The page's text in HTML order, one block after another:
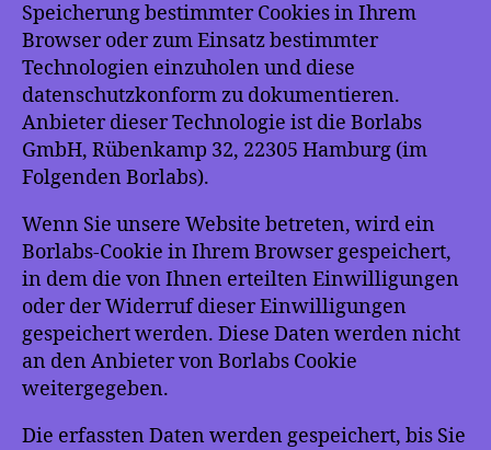
Speicherung bestimmter Cookies in Ihrem
Browser oder zum Einsatz bestimmter
Technologien einzuholen und diese
datenschutzkonform zu dokumentieren.
Anbieter dieser Technologie ist die Borlabs
GmbH, Rübenkamp 32, 22305 Hamburg (im
Folgenden Borlabs).
Wenn Sie unsere Website betreten, wird ein
Borlabs-Cookie in Ihrem Browser gespeichert,
in dem die von Ihnen erteilten Einwilligungen
oder der Widerruf dieser Einwilligungen
gespeichert werden. Diese Daten werden nicht
an den Anbieter von Borlabs Cookie
weitergegeben.
Die erfassten Daten werden gespeichert, bis Sie